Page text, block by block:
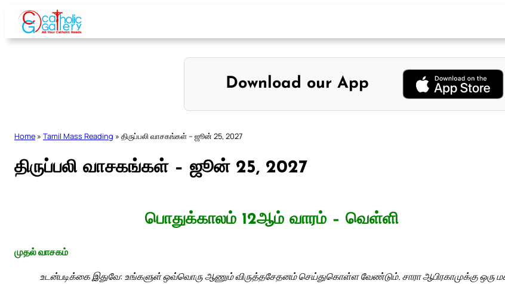
Skip
content
Download our App
Home » Tamil Mass Reading » திருப்பலி வாசகங்கள் – ஜூன் 25, 2027
திருப்பலி வாசகங்கள் – ஜூன் 25, 2027
பொதுக்காலம் 12ஆம் வாரம் – வெள்ளி
முதல் வாசகம்
உடன்படிக்கை இதுவே: உங்களுள் ஒவ்வொரு ஆணும் விருத்தசேதனம் செய்துகொள்ள வேண்டும். சாரா ஆபிரகாமுக்கு ஒரு